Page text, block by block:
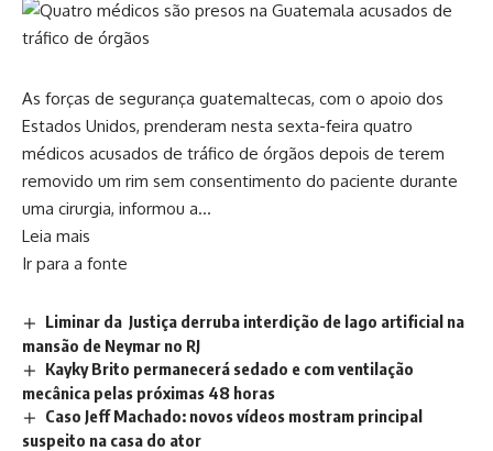
As forças de segurança guatemaltecas, com o apoio dos
Estados Unidos, prenderam nesta sexta-feira quatro
médicos acusados ​​de tráfico de órgãos depois de terem
removido um rim sem consentimento do paciente durante
uma cirurgia, informou a…
Leia mais
Ir para a fonte
Liminar da Justiça derruba interdição de lago artificial na
mansão de Neymar no RJ
Kayky Brito permanecerá sedado e com ventilação
mecânica pelas próximas 48 horas
Caso Jeff Machado: novos vídeos mostram principal
suspeito na casa do ator